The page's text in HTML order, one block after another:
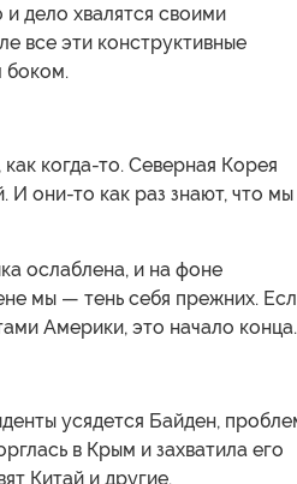
и дело хвалятся своими
все эти конструктивные
боком.
когда-то. Северная Корея
И они-то как раз знают, что мы
ослаблена, и на фоне
мы — тень себя прежних.
Америки, это начало конца.
усядется Байден,
в Крым и захватила его
Китай и другие.